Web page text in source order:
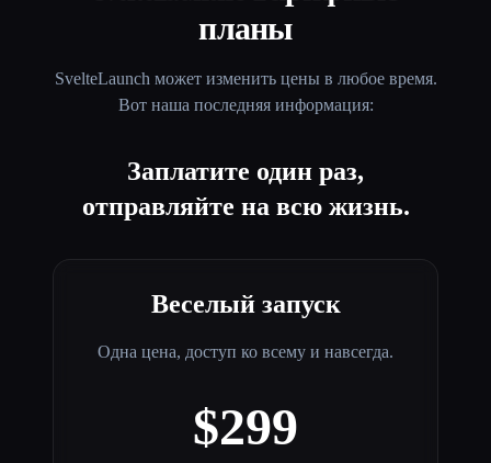
планы
SvelteLaunch может изменить цены в любое время.
Вот наша последняя информация:
Заплатите один раз,
отправляйте на всю жизнь.
Веселый запуск
Одна цена, доступ ко всему и навсегда.
$299